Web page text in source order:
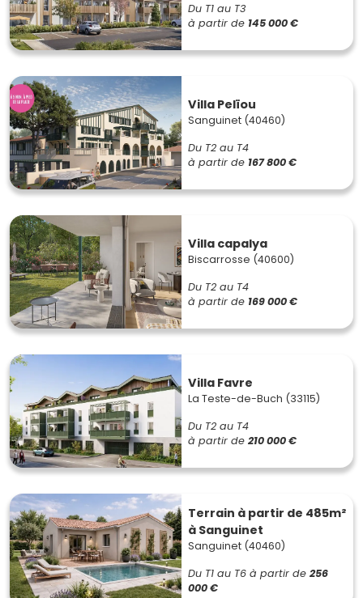
Du T1 au T3
à partir de 145 000 €
Villa Pelïou
Sanguinet (40460)
Du T2 au T4
à partir de 167 800 €
Villa capalya
Biscarrosse (40600)
Du T2 au T4
à partir de 169 000 €
Villa Favre
La Teste-de-Buch (33115)
Du T2 au T4
à partir de 210 000 €
Terrain à partir de 485m²
à Sanguinet
Sanguinet (40460)
Du T1 au T6 à partir de 256
000 €